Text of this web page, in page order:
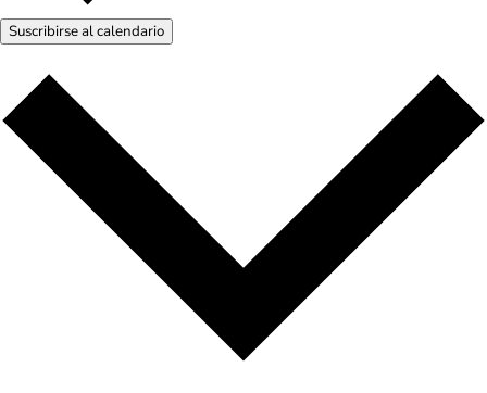
Suscribirse al calendario